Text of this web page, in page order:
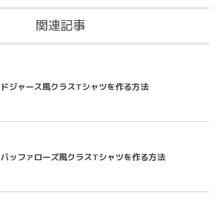
関連記事
ドジャース風クラスTシャツを作る方法
バッファローズ風クラスTシャツを作る方法